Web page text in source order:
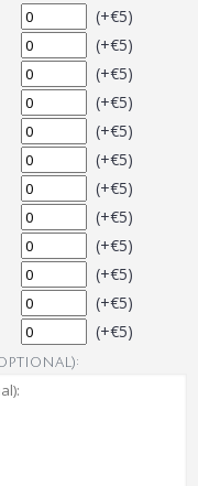
(+€5)
(+€5)
(+€5)
(+€5)
(+€5)
(+€5)
(+€5)
(+€5)
(+€5)
(+€5)
(+€5)
(+€5)